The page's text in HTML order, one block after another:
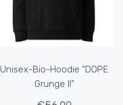
Unisex-Bio-Hoodie "DOPE
Grunge II"